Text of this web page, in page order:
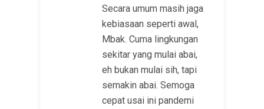
Secara umum masih jaga
kebiasaan seperti awal,
Mbak. Cuma lingkungan
sekitar yang mulai abai,
eh bukan mulai sih, tapi
semakin abai. Semoga
cepat usai ini pandemi